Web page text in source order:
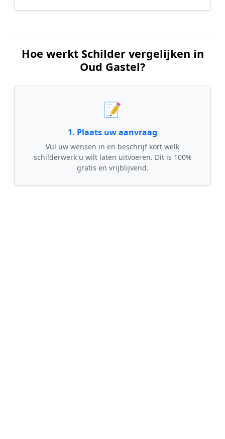
Hoe werkt Schilder vergelijken in
Oud Gastel?
📝
1. Plaats uw aanvraag
Vul uw wensen in en beschrijf kort welk
schilderwerk u wilt laten uitvoeren. Dit is 100%
gratis en vrijblijvend.